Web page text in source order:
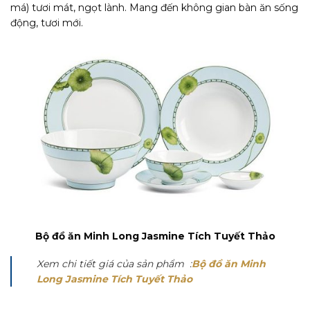
má) tươi mát, ngọt lành. Mang đến không gian bàn ăn sống
động, tươi mới.
Bộ đồ ăn Minh Long Jasmine Tích Tuyết Thảo
Xem chi tiết giá của sản phẩm :Bộ đồ ăn Minh
Long Jasmine Tích Tuyết Thảo